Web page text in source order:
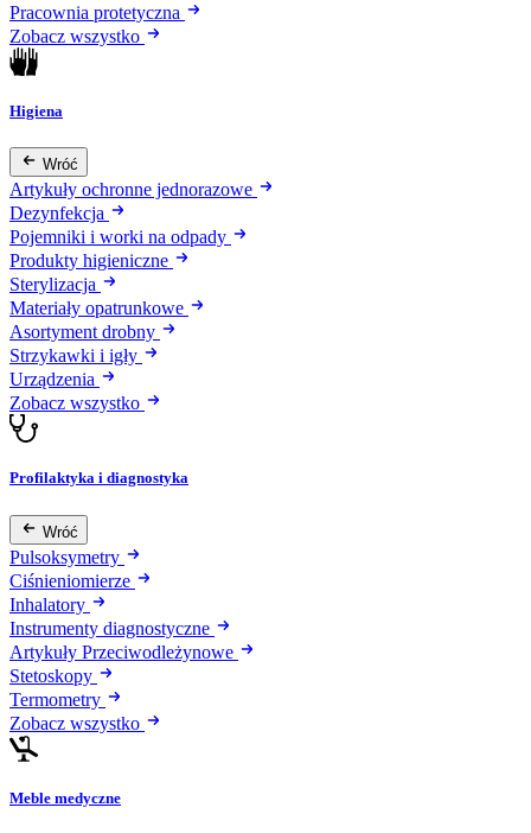
Pracownia protetyczna
Zobacz wszystko
Higiena
Wróć
Artykuły ochronne jednorazowe
Dezynfekcja
Pojemniki i worki na odpady
Produkty higieniczne
Sterylizacja
Materiały opatrunkowe
Asortyment drobny
Strzykawki i igły
Urządzenia
Zobacz wszystko
Profilaktyka i diagnostyka
Wróć
Pulsoksymetry
Ciśnieniomierze
Inhalatory
Instrumenty diagnostyczne
Artykuły Przeciwodleżynowe
Stetoskopy
Termometry
Zobacz wszystko
Meble medyczne